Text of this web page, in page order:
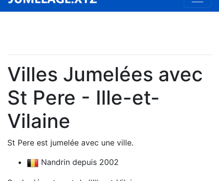
Villes Jumelées avec
St Pere - Ille-et-
Vilaine
St Pere est jumelée avec une ville.
Nandrin depuis 2002